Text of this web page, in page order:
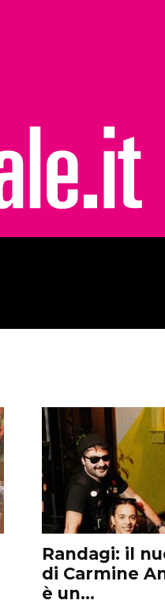
Randagi: il
di Carmine
è un...